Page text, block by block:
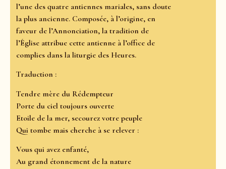
l’une des quatre antiennes mariales, sans doute
la plus ancienne. Composée, à l’origine, en
faveur de l’Annonciation, la tradition de
l’Église attribue cette antienne à l’office de
complies dans la liturgie des Heures.
Traduction :
Tendre mère du Rédempteur
Porte du ciel toujours ouverte
Etoile de la mer, secourez votre peuple
Qui tombe mais cherche à se relever :
Vous qui avez enfanté,
Au grand étonnement de la nature